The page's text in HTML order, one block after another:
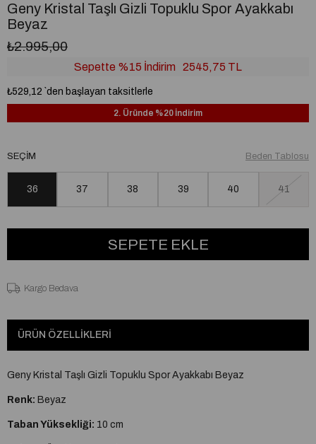
Geny Kristal Taşlı Gizli Topuklu Spor Ayakkabı
Beyaz
₺2.995,00
Sepette %15 İndirim 2545,75 TL
₺529,12 `den başlayan taksitlerle
2. Üründe %20 İndirim
Beden Tablosu
SEÇIM
36 37 38 39 40 41
Kargo Bedava
ÜRÜN ÖZELLIKLERI
Geny Kristal Taşlı Gizli Topuklu Spor Ayakkabı Beyaz
Renk: Beyaz
Taban Yüksekliği: 10 cm